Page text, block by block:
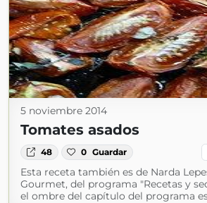
5 noviembre 2014
Tomates asados
48 0 Guardar
Esta receta también es de Narda
Gourmet, del programa "Recetas y
el ombre del capítulo del programa es